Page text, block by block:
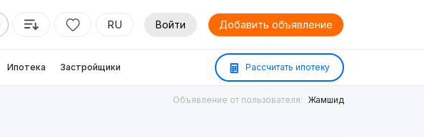
RU Войти Добавить объявление
Ипотека Застройщики Рассчитать ипотеку
Объявление от пользователя: Жамшид